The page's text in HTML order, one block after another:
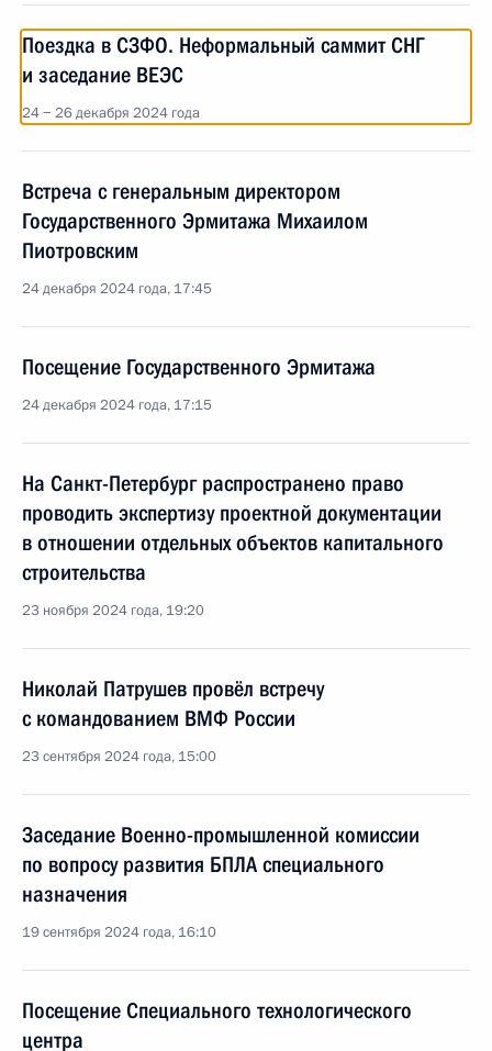
Поездка в СЗФО. Неформальный саммит СНГ
и заседание ВЕЭС
24 − 26 декабря 2024 года
Встреча с генеральным директором
Государственного Эрмитажа Михаилом
Пиотровским
24 декабря 2024 года, 17:45
Посещение Государственного Эрмитажа
24 декабря 2024 года, 17:15
На Санкт-Петербург распространено право
проводить экспертизу проектной документации
в отношении отдельных объектов капитального
строительства
23 ноября 2024 года, 19:20
Николай Патрушев провёл встречу
с командованием ВМФ России
23 сентября 2024 года, 15:00
Заседание Военно-промышленной комиссии
по вопросу развития БПЛА специального
назначения
19 сентября 2024 года, 16:10
Посещение Специального технологического
центра